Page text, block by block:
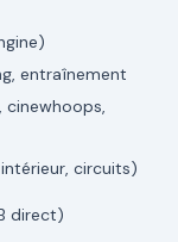
entraînement
cinewhoops,
circuits)
direct)